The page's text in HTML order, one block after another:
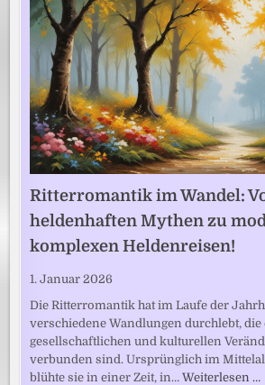
Ritterromantik im Wandel:
heldenhaften Mythen zu
komplexen Heldenreisen!
1. Januar 2026
Die Ritterromantik hat im Laufe der
verschiedene Wandlungen durchlebt, die
gesellschaftlichen und kulturellen
verbunden sind. Ursprünglich im
blühte sie in einer Zeit, in…Weiterlesen …